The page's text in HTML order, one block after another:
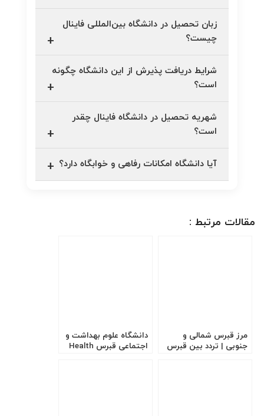
زبان تحصیل در دانشگاه بین‌المللی فاینال
چیست؟
شرایط دریافت پذیرش از این دانشگاه چگونه
است؟
شهریه تحصیل در دانشگاه فاینال چقدر
است؟
آیا دانشگاه امکانات رفاهی و خوابگاه دارد؟
مقالات مرتبط :
مرز قبرس شمالی و
جنوبی | تردد بین قبرس
دانشگاه علوم بهداشت و
اجتماعی قبرس Health